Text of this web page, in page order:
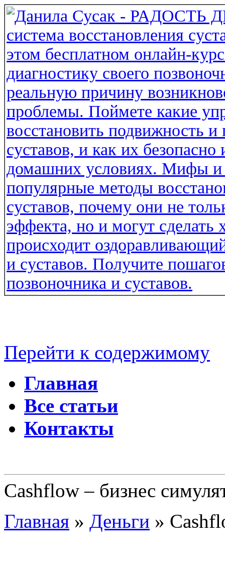
Перейти к содержимому
Главная
Все статьи
Контакты
Cashflow – бизнес
Главная » Деньги »